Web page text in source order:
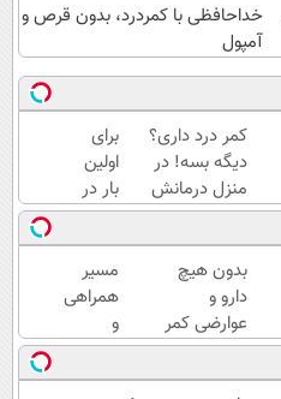
خداحافظی با کمردرد، بدون قرص و
آمپول
کمر درد داری؟
دیگه بسه! در
منزل درمانش
کن
(◀پرسش‌نامه)
برای
اولین
بار در
ایران
🇮🇷
این
دکتر
کرم
ترمیم
کننده
بدون هیچ
دارو و
عوارضی کمر
دردت رو
درمان کن!
مسیر
همراهی
و
گزارش
عملکرد